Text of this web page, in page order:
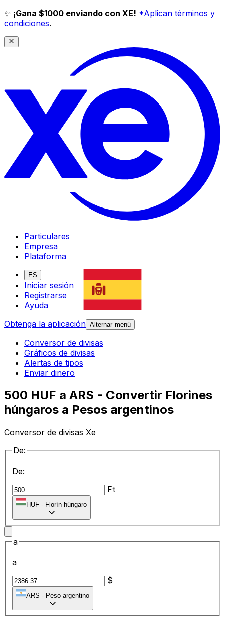
✨ ¡Gana $1000 enviando con XE! *Aplican términos y
condiciones.
Particulares
Empresa
Plataforma
ES
Iniciar sesión
Registrarse
Ayuda
Obtenga la aplicación Alternar menú
Conversor de divisas
Gráficos de divisas
Alertas de tipos
Enviar dinero
500 HUF a ARS - Convertir Florines
húngaros a Pesos argentinos
Conversor de divisas Xe
De:
De:
Ft
HUF - Florín húngaro
a
a
$
ARS - Peso argentino